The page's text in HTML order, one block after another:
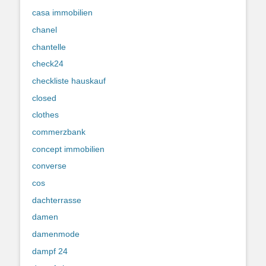
casa immobilien
chanel
chantelle
check24
checkliste hauskauf
closed
clothes
commerzbank
concept immobilien
converse
cos
dachterrasse
damen
damenmode
dampf 24